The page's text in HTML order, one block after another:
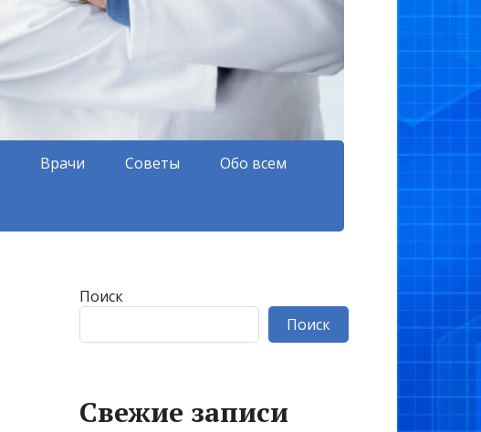
Врачи Советы Обо всем
Поиск
Поиск
Свежие записи